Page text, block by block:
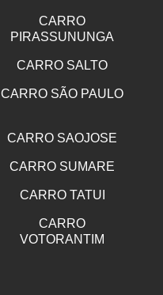
CARRO
PIRASSUNUNGA
CARRO SALTO
CARRO SÃO PAULO
CARRO SAOJOSE
CARRO SUMARE
CARRO TATUI
CARRO
VOTORANTIM